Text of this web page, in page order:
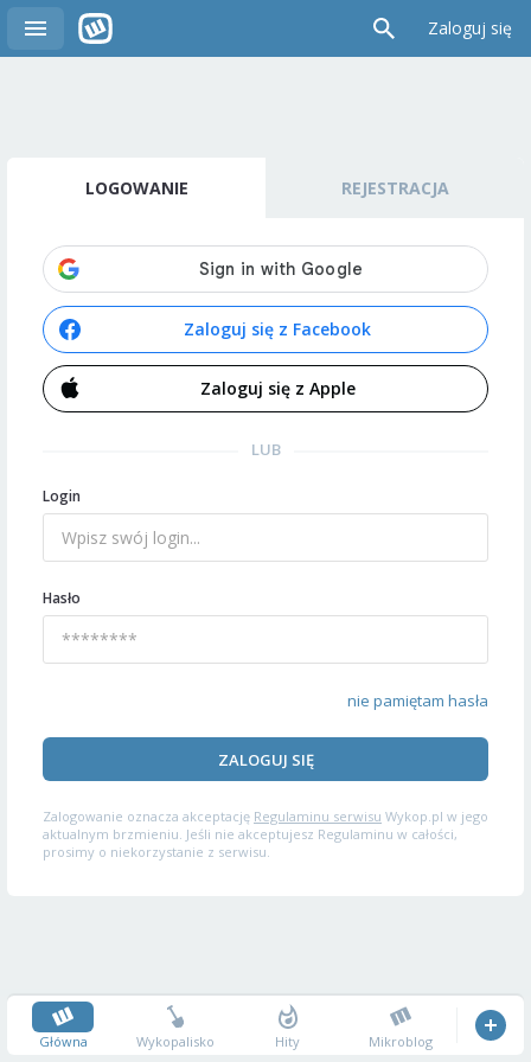
Zaloguj się
LOGOWANIE REJESTRACJA
Zaloguj się z Facebook
Zaloguj się z Apple
LUB
Login
Hasło
nie pamiętam hasła
ZALOGUJ SIĘ
Zalogowanie oznacza akceptację Regulaminu serwisu Wykop.pl w jego
aktualnym brzmieniu. Jeśli nie akceptujesz Regulaminu w całości,
prosimy o niekorzystanie z serwisu.
Główna Wykopalisko Hity Mikroblog